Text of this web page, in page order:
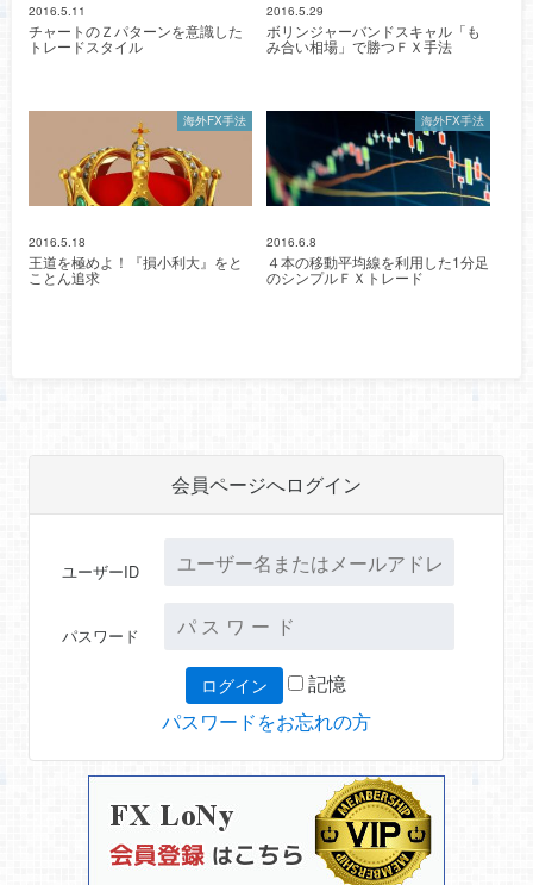
2016.5.11
チャートのＺパターンを意識した
トレードスタイル
2016.5.29
ボリンジャーバンドスキャル「も
み合い相場」で勝つＦＸ手法
海外FX手法
2016.5.18
王道を極めよ！『損小利大』をと
ことん追求
海外FX手法
2016.6.8
４本の移動平均線を利用した1分足
のシンプルＦＸトレード
会員ページへログイン
ユーザーID
パスワード
記憶
パスワードをお忘れの方